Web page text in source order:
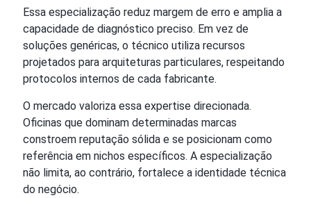
Essa especialização reduz margem de erro e amplia a
capacidade de diagnóstico preciso. Em vez de
soluções genéricas, o técnico utiliza recursos
projetados para arquiteturas particulares, respeitando
protocolos internos de cada fabricante.
O mercado valoriza essa expertise direcionada.
Oficinas que dominam determinadas marcas
constroem reputação sólida e se posicionam como
referência em nichos específicos. A especialização
não limita, ao contrário, fortalece a identidade técnica
do negócio.